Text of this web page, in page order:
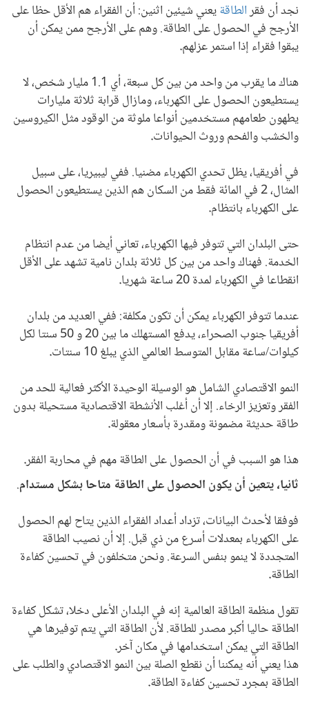
نجد أن فقرالطاقةيعني شيئين اثنين: أن الفقراء هم الأقل حظا على
الأرجح في الحصول على الطاقة. وهم على الأرجح ممن يمكن أن
يبقوا فقراء إذا استمر عزلهم.
هناك ما يقرب من واحد من بين كل سبعة، أي 1.1 مليار شخص، لا
يستطيعون الحصول على الكهرباء، ومازال قرابة ثلاثة مليارات
يطهون طعامهم مستخدمين أنواعا ملوثة من الوقود مثل الكيروسين
والخشب والفحم وروث الحيوانات.
في أفريقيا، يظل تحدي الكهرباء مضنيا. ففي ليبيريا، على سبيل
المثال، 2 في المائة فقط من السكان هم الذين يستطيعون الحصول
على الكهرباء بانتظام.
حتى البلدان التي تتوفر فيها الكهرباء، تعاني أيضا من عدم انتظام
الخدمة. فهناك واحد من بين كل ثلاثة بلدان نامية تشهد على الأقل
انقطاعا في الكهرباء لمدة 20 ساعة شهريا
.
عندما تتوفر الكهرباء يمكن أن تكون مكلفة: ففي العديد من بلدان
أفريقيا جنوب الصحراء، يدفع المستهلك ما بين 20 و 50 سنتا لكل
كيلوات/ساعة مقابل المتوسط العالمي الذي يبلغ 10 سنتات
.
النمو الاقتصادي الشامل هو الوسيلة الوحيدة الأكثر فعالية للحد من
الفقر وتعزيز الرخاء. إلا أن أغلب الأنشطة الاقتصادية مستحيلة بدون
طاقة حديثة مضمونة ومقدرة بأسعار معقولة.
هذا هو السبب في أن الحصول على الطاقة مهم في محاربة الفقر.
ثانيا، يتعين أن يكون الحصول على الطاقة متاحا بشكل مستدام.
فوفقا لأحدث البيانات، تزداد أعداد الفقراء الذين يتاح لهم الحصول
على الكهرباء بمعدلات أسرع من ذي قبل. إلا أن نصيب الطاقة
المتجددة لا ينمو بنفس السرعة. ونحن متخلفون في تحسين كفاءة
الطاقة.
تقول منظمة الطاقة العالمية إنه في البلدان الأعلى دخلا، تشكل كفاءة
الطاقة حاليا أكبر مصدر للطاقة. لأن الطاقة التي يتم توفيرها هي
الطاقة التي يمكن استخدامها في مكان آخر.
هذا يعني أنه يمكننا أن نقطع الصلة بين النمو الاقتصادي والطلب على
الطاقة بمجرد تحسين كفاءة الطاقة.